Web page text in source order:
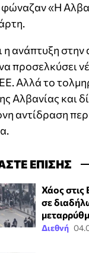
«Η
η ανάπτυξη
προσελκύσει
Αλλά το
Αλβανίας και
αντίδραση
ΕΠΙΣΗΣ
Χάος στις
σε
Διεθνή